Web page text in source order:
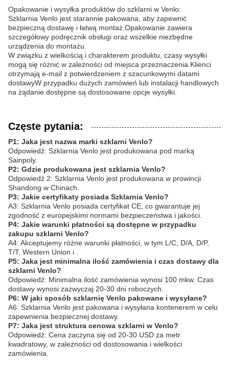
Opakowanie i wysyłka produktów do szklarni w Venlo:
Szklarnia Venlo jest starannie pakowana, aby zapewnić
bezpieczną dostawę i łatwą montaż.Opakowanie zawiera
szczegółowy podręcznik obsługi oraz wszelkie niezbędne
urządzenia do montażu.
W związku z wielkością i charakterem produktu, czasy wysyłki
mogą się różnić w zależności od miejsca przeznaczenia.Klienci
otrzymają e-mail z potwierdzeniem z szacunkowymi datami
dostawyW przypadku dużych zamówień lub instalacji handlowych
na żądanie dostępne są dostosowane opcje wysyłki.
Częste pytania:
P1: Jaka jest nazwa marki szklarni Venlo?
Odpowiedź: Szklarnia Venlo jest produkowana pod marką
Sainpoly.
P2: Gdzie produkowana jest szklarnia Venlo?
Odpowiedź 2: Szklarnia Venlo jest produkowana w prowincji
Shandong w Chinach.
P3: Jakie certyfikaty posiada Szklarnia Venlo?
A3: Szklarnia Venlo posiada certyfikat CE, co gwarantuje jej
zgodność z europejskimi normami bezpieczeństwa i jakości.
P4: Jakie warunki płatności są dostępne w przypadku
zakupu szklarni Venlo?
A4: Akceptujemy różne warunki płatności, w tym L/C, D/A, D/P,
T/T, Western Union i .
P5: Jaka jest minimalna ilość zamówienia i czas dostawy dla
szklarni Venlo?
Odpowiedź: Minimalna ilość zamówienia wynosi 100 mkw. Czas
dostawy wynosi zazwyczaj 20-30 dni roboczych.
P6: W jaki sposób szklarnię Venlo pakowane i wysyłane?
A6: Szklarnia Venlo jest pakowana i wysyłana kontenerem w celu
zapewnienia bezpiecznej dostawy.
P7: Jaka jest struktura cenowa szklarni w Venlo?
Odpowiedź: Cena zaczyna się od 20-30 USD za metr
kwadratowy, w zależności od dostosowania i wielkości
zamówienia.